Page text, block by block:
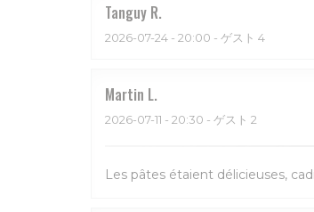
Tanguy R
2026-07-24 - 20:00 - ゲスト 4
Martin L
2026-07-11 - 20:30 - ゲスト 2
Les pâtes étaient délicieuses,